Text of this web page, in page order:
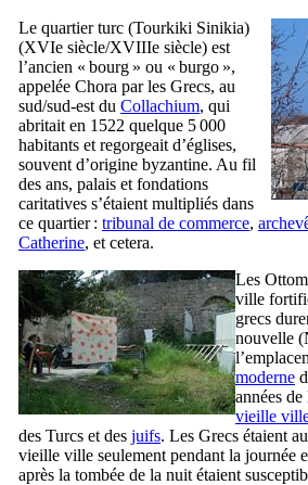
Le quartier turc (Tourkiki Sinikia)
(XVIe siècle/XVIIIe siècle) est
l’ancien « bourg » ou « burgo »,
appelée Chora par les Grecs, au
sud/sud-est du Collachium, qui
abritait en 1522 quelque 5 000
habitants et regorgeait d’églises,
souvent d’origine byzantine. Au fil
des ans, palais et fondations
caritatives s’étaient multipliés dans
ce quartier : tribunal de commerce,
Catherine, et cetera.
Les
ville
grecs
nouvelle (
moderne
années de
vieille
des Turcs et des juifs. Les Grecs étaient
vieille ville seulement pendant la journée
après la tombée de la nuit étaient